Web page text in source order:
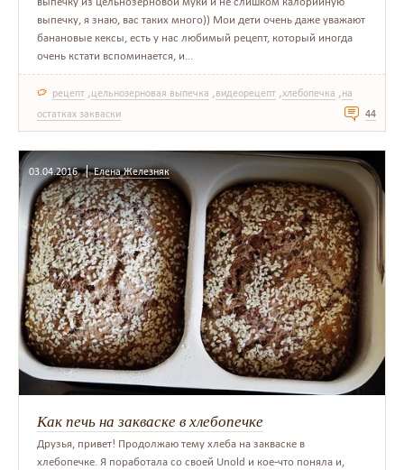
выпечку, я знаю, вас таких много)) Мои дети очень даже уважают
банановые кексы, есть у нас любимый рецепт, который иногда
очень кстати вспоминается, и...
рецепт ,цельнозерновая выпечка ,видеорецепт ,хлебопечка ,на
остатках закваски
44
03.04.2016 Елена Железняк
Как печь на закваске в хлебопечке
Друзья, привет! Продолжаю тему хлеба на закваске в
хлебопечке. Я поработала со своей Unold и кое-что поняла и,